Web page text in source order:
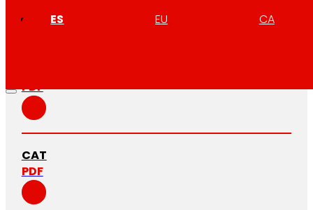
ES EU CA
PDF
CAT
PDF